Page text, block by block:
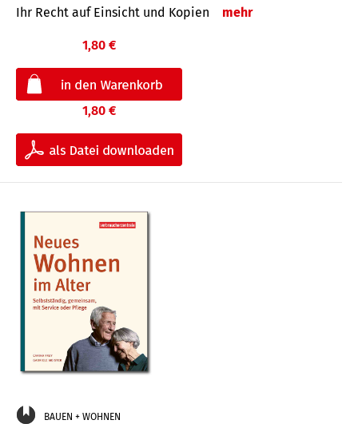
Ihr Recht auf Einsicht und Kopien mehr
1,80 €
1,80 €
BAUEN + WOHNEN